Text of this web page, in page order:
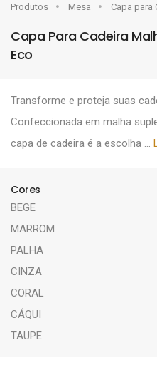
Produtos Mesa Capa para
Capa Para Cadeira
Eco
Transforme e proteja suas
Confeccionada em malha
capa de cadeira é a escolha ...
Cores
BEGE
MARROM
PALHA
CINZA
CORAL
CÁQUI
TAUPE